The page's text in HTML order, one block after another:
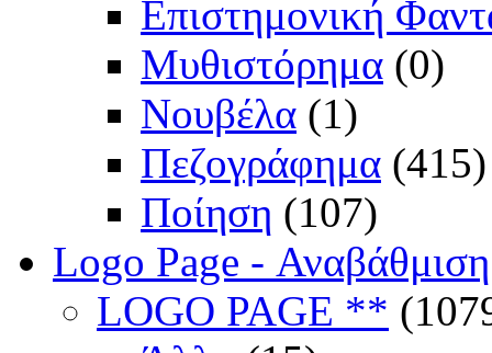
Επιστημονική
Μυθιστόρημα (0)
Νουβέλα (1)
Πεζογράφημα (415)
Ποίηση (107)
Logo Page -
LOGO PAGE **